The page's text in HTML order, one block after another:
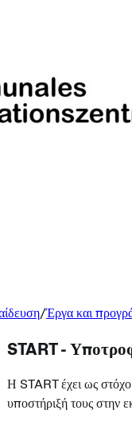
Έργα και
START -
Η START έχει ως
υποστήριξή τους στην